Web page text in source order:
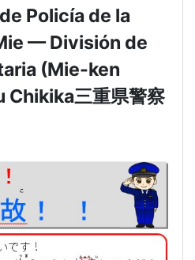
Policía de la
— División de
(Mie-ken
Chikika三重県警察